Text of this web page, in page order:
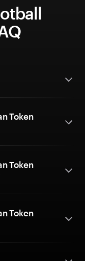
Token
Token
Token